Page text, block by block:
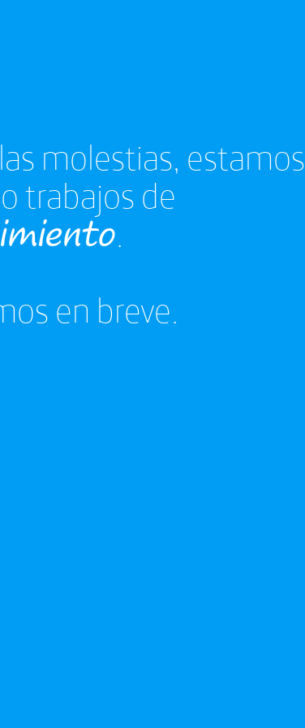
molestias, estamos
trabajos de
.
en breve.